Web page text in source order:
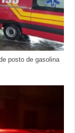
posto de gasolina